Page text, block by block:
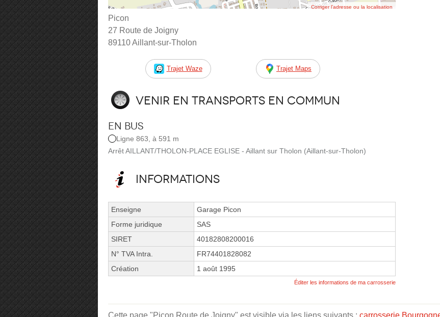
Corriger l’adresse ou la localisation
Picon
27 Route de Joigny
89110 Aillant-sur-Tholon
Trajet Waze Trajet Maps
Venir en transports en commun
En bus
Ligne 863, à 591 m
Arrêt AILLANT/THOLON-PLACE EGLISE - Aillant sur Tholon (Aillant-sur-Tholon)
Informations
Enseigne
Garage Picon
Forme juridique
SAS
SIRET
40182808200016
N° TVA Intra.
FR74401828082
Création
1 août 1995
Éditer les informations de ma carrosserie
Cette page "Picon Route de Joigny" est visible via les liens suivants : carrosserie